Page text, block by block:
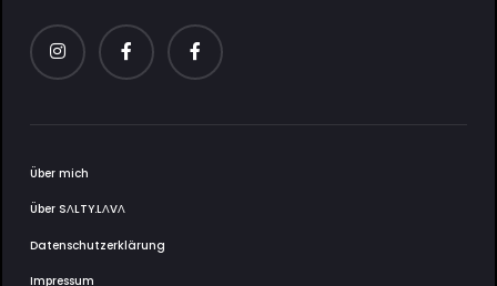
Über mich
Über SΛLTY.LΛVΛ
Datenschutzerklärung
Impressum